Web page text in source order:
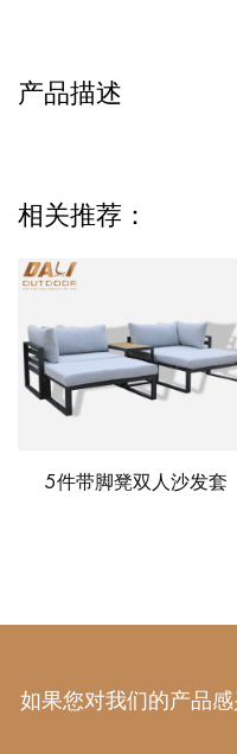
产品描述
相关推荐：
5件带脚凳双人沙发套
如果您对我们的产品